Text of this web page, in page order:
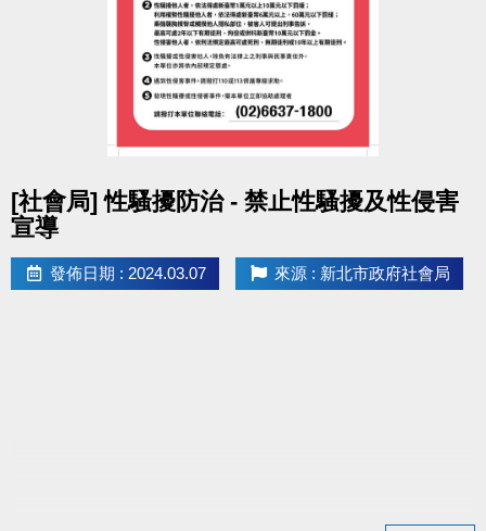
[社會局] 性騷擾防治 - 禁止性騷擾及性侵害
宣導
發佈日期 : 2024.03.07 來源 : 新北市政府社會局